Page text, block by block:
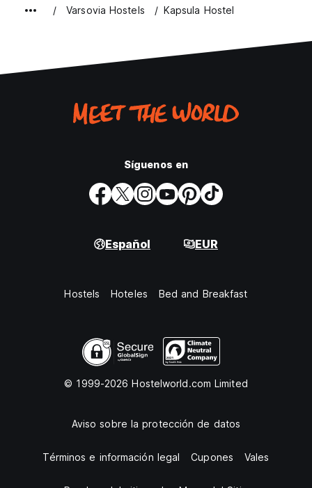
Varsovia Hostels Kapsula Hostel
Síguenos en
Español EUR
Hostels Hoteles Bed and Breakfast
© 1999-2026 Hostelworld.com Limited
Aviso sobre la protección de datos
Términos e información legal Cupones Vales